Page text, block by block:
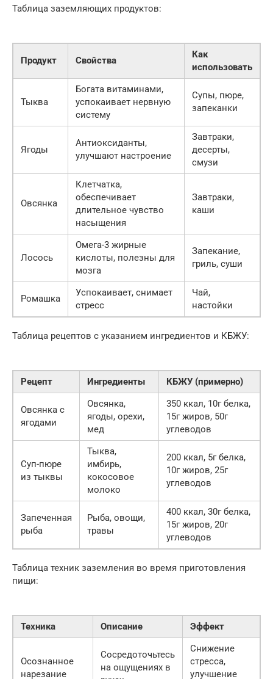
Таблица заземляющих продуктов:
Продукт Свойства
Как
использовать
Тыква
Богата витаминами,
успокаивает нервную
систему
Супы, пюре,
запеканки
Ягоды
Антиоксиданты,
улучшают настроение
Завтраки,
десерты,
смузи
Овсянка
Клетчатка,
обеспечивает
длительное чувство
насыщения
Завтраки,
каши
Лосось
Омега-3 жирные
кислоты, полезны для
мозга
Запекание,
гриль, суши
Ромашка
Успокаивает, снимает
стресс
Чай,
настойки
Таблица рецептов с указанием ингредиентов и КБЖУ:
Рецепт Ингредиенты КБЖУ (примерно)
Овсянка с
ягодами
Овсянка,
ягоды, орехи,
мед
350 ккал, 10г белка,
15г жиров, 50г
углеводов
Суп-пюре
из тыквы
Тыква,
имбирь,
кокосовое
молоко
200 ккал, 5г белка,
10г жиров, 25г
углеводов
Запеченная
рыба
Рыба, овощи,
травы
400 ккал, 30г белка,
15г жиров, 20г
углеводов
Таблица техник заземления во время приготовления
пищи:
Техника Описание Эффект
Осознанное
нарезание
Сосредоточьтесь
на ощущениях в
Снижение
стресса,
улучшение